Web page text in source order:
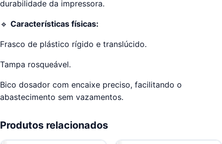
durabilidade da impressora.
🔹 Características físicas:
Frasco de plástico rígido e translúcido.
Tampa rosqueável.
Bico dosador com encaixe preciso, facilitando o
abastecimento sem vazamentos.
Produtos relacionados